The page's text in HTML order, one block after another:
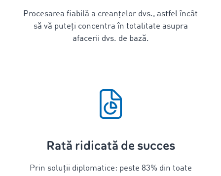
Procesarea fiabilă a creanțelor dvs., astfel încât
să vă puteți concentra în totalitate asupra
afacerii dvs. de bază.
Rată ridicată de succes
Prin soluții diplomatice: peste 83% din toate